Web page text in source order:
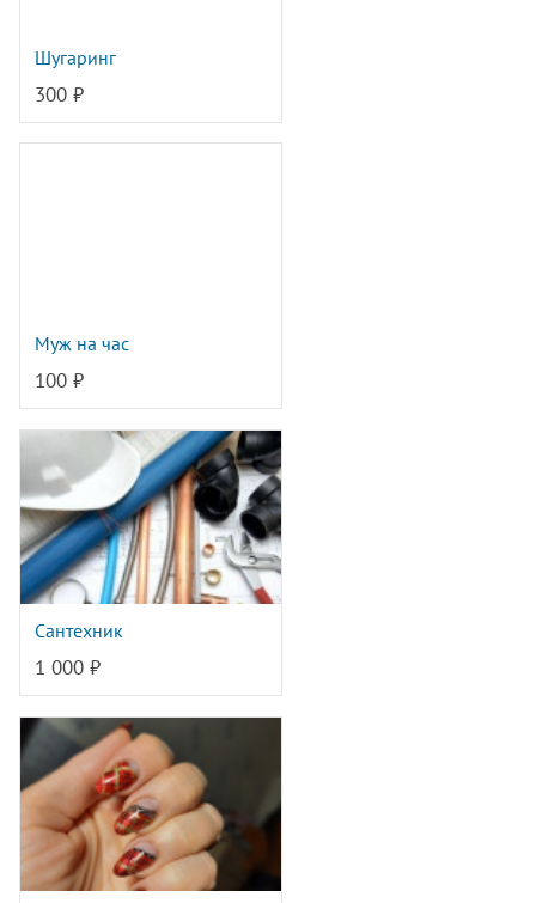
Шугаринг
300 ₽
Муж на час
100 ₽
Сантехник
1 000 ₽